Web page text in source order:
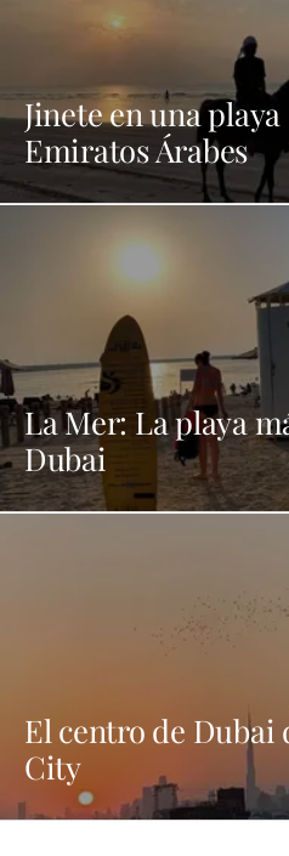
Jinete en una
Emiratos Árabes
La Mer: La playa
Dubai
El centro de Dubai
City